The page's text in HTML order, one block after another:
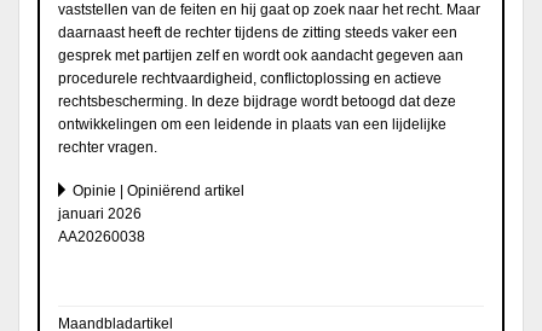
vaststellen van de feiten en hij gaat op zoek naar het recht. Maar
daarnaast heeft de rechter tijdens de zitting steeds vaker een
gesprek met partijen zelf en wordt ook aandacht gegeven aan
procedurele rechtvaardigheid, conflictoplossing en actieve
rechtsbescherming. In deze bijdrage wordt betoogd dat deze
ontwikkelingen om een leidende in plaats van een lijdelijke
rechter vragen.
Opinie | Opiniërend artikel
januari 2026
AA20260038
Maandbladartikel